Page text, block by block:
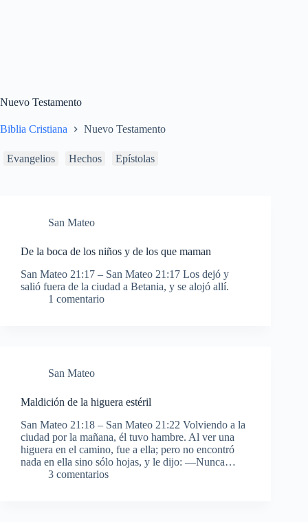
Nuevo Testamento
Biblia Cristiana Nuevo Testamento
Evangelios Hechos Epístolas
San Mateo
De la boca de los niños y de los que maman
San Mateo 21:17 – San Mateo 21:17 Los dejó y
salió fuera de la ciudad a Betania, y se alojó allí.
1 comentario
San Mateo
Maldición de la higuera estéril
San Mateo 21:18 – San Mateo 21:22 Volviendo a la
ciudad por la mañana, él tuvo hambre. Al ver una
higuera en el camino, fue a ella; pero no encontró
nada en ella sino sólo hojas, y le dijo: —Nunca…
3 comentarios